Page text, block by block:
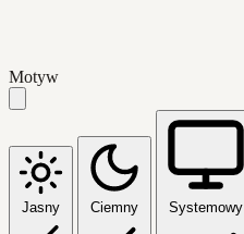
Motyw
Jasny Ciemny Systemowy